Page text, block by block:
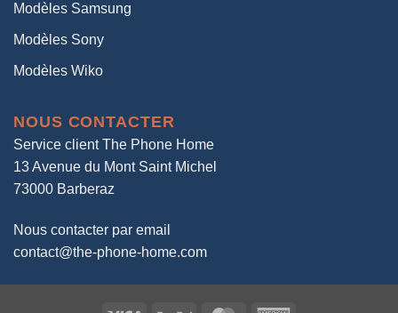
Modèles Samsung
Modèles Sony
Modèles Wiko
NOUS CONTACTER
Service client The Phone Home
13 Avenue du Mont Saint Michel
73000 Barberaz
Nous contacter par email
contact@the-phone-home.com